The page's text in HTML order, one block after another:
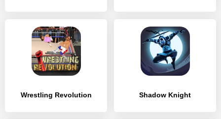
Wrestling Revolution Shadow Knight